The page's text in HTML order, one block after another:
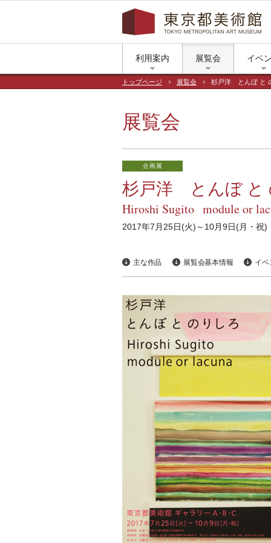
利用案内 展覧会 イベ
トップページ 展覧会 杉戸洋 とんぼ と
展覧会
企画展
杉戸洋 とんぼ と
Hiroshi Sugito module or
2017年7月25日(火)～10月9日(月・祝)
主な作品 展覧会基本情報 イベ